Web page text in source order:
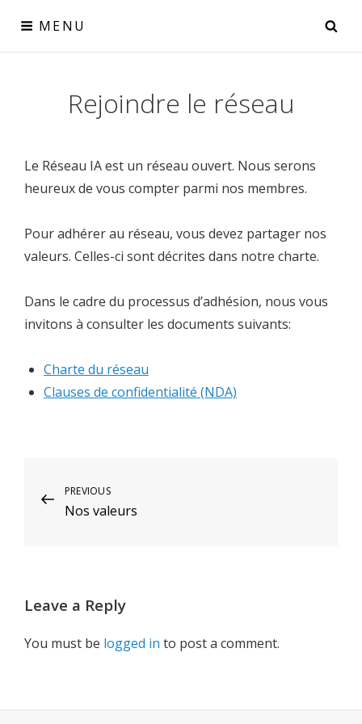
content
MENU
le collectif IA pour la Wallonie
Rejoindre le réseau
Le Réseau IA est un réseau ouvert. Nous serons
heureux de vous compter parmi nos membres.
Pour adhérer au réseau, vous devez partager nos
valeurs. Celles-ci sont décrites dans notre charte.
Dans le cadre du processus d’adhésion, nous vous
invitons à consulter les documents suivants:
Charte du réseau
Clauses de confidentialité (NDA)
Post
navigation
Previous
Post
PREVIOUS
Nos valeurs
Leave a Reply
You must be logged in to post a comment.